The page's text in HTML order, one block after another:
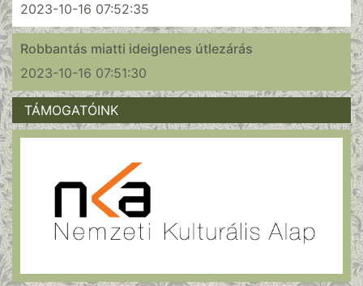
2023-10-16 07:52:35
Robbantás miatti ideiglenes útlezárás
2023-10-16 07:51:30
TÁMOGATÓINK